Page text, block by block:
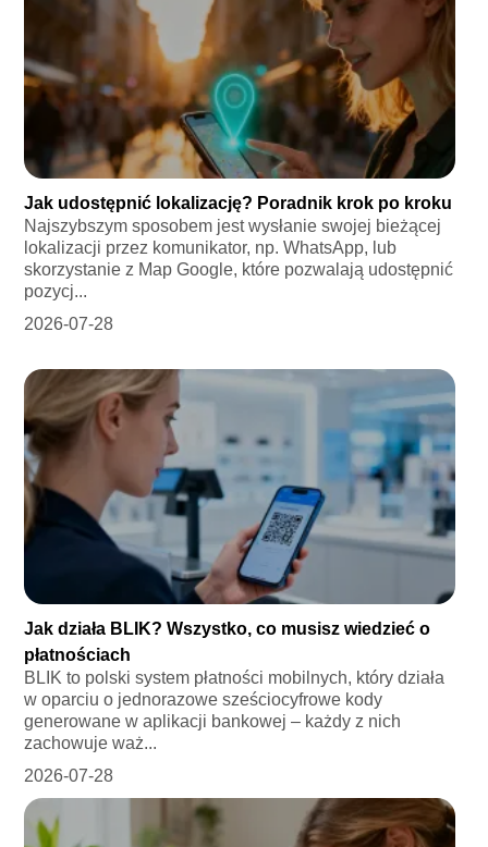
Jak udostępnić lokalizację? Poradnik krok po kroku
Najszybszym sposobem jest wysłanie swojej bieżącej
lokalizacji przez komunikator, np. WhatsApp, lub
skorzystanie z Map Google, które pozwalają udostępnić
pozycj...
2026-07-28
Jak działa BLIK? Wszystko, co musisz wiedzieć o
płatnościach
BLIK to polski system płatności mobilnych, który działa
w oparciu o jednorazowe sześciocyfrowe kody
generowane w aplikacji bankowej – każdy z nich
zachowuje waż...
2026-07-28